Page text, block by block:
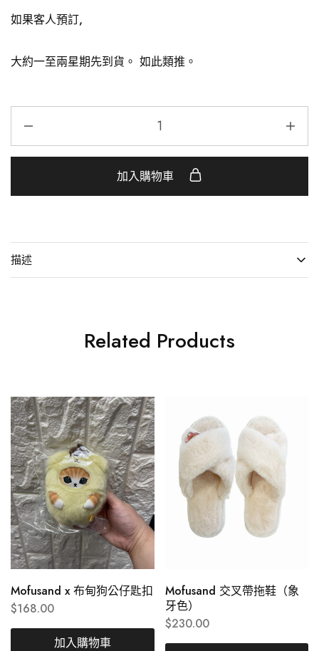
如果客人預訂,
大約一至兩星期先到貨。 如此類推。
加入購物車
描述
Related Products
Mofusand x 布甸狗公仔匙扣
$168.00
加入購物車
Mofusand 交叉帶拖鞋（象
牙色）
$230.00